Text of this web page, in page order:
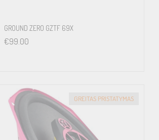
GROUND ZERO GZTF 69X
€99.00
GREITAS PRISTATYMAS